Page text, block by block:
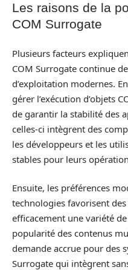
Les raisons de la
COM Surrogate
Plusieurs facteurs
COM Surrogate continue
d’exploitation modernes.
gérer l’exécution d’objets
de garantir la stabilité des
celles-ci intègrent des
les développeurs et les
stables pour leurs
Ensuite, les préférences
technologies favorisent
efficacement une variété
popularité des contenus
demande accrue pour des
Surrogate qui intègrent